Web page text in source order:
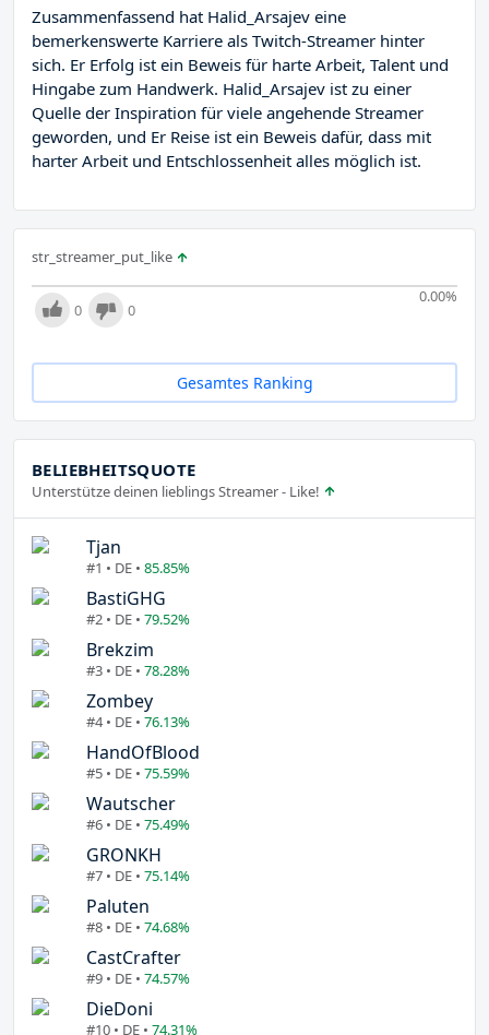
Zusammenfassend hat Halid_Arsajev eine
bemerkenswerte Karriere als Twitch-Streamer hinter
sich. Er Erfolg ist ein Beweis für harte Arbeit, Talent und
Hingabe zum Handwerk. Halid_Arsajev ist zu einer
Quelle der Inspiration für viele angehende Streamer
geworden, und Er Reise ist ein Beweis dafür, dass mit
harter Arbeit und Entschlossenheit alles möglich ist.
str_streamer_put_like
0.00%
0 0
Gesamtes Ranking
BELIEBHEITSQUOTE
Unterstütze deinen lieblings Streamer - Like!
Tjan
#1 • DE • 85.85%
BastiGHG
#2 • DE • 79.52%
Brekzim
#3 • DE • 78.28%
Zombey
#4 • DE • 76.13%
HandOfBlood
#5 • DE • 75.59%
Wautscher
#6 • DE • 75.49%
GRONKH
#7 • DE • 75.14%
Paluten
#8 • DE • 74.68%
CastCrafter
#9 • DE • 74.57%
DieDoni
#10 • DE • 74.31%